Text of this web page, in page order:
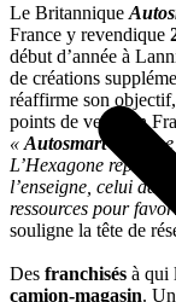
Le Britannique
France y revendique
début d’année à
de créations
réaffirme son
points de vente en
« Autosmart
L’Hexagone
l’enseigne, celui
ressources pour
souligne la tête de
Des franchisés à qui
camion-magasin. Un